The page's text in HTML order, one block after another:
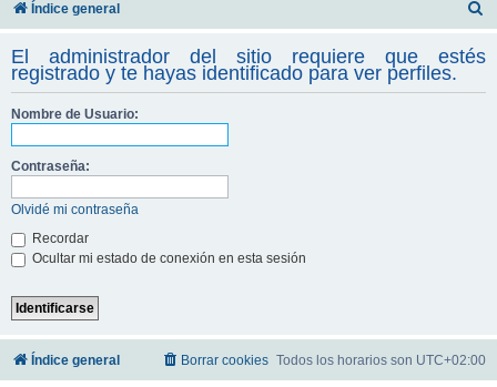
Índice general
s
c
El administrador del sitio requiere que estés
registrado y te hayas identificado para ver perfiles.
Nombre de Usuario:
Contraseña:
Olvidé mi contraseña
Recordar
Ocultar mi estado de conexión en esta sesión
Índice general Todos los horarios son UTC+02:00
Borrar cookies